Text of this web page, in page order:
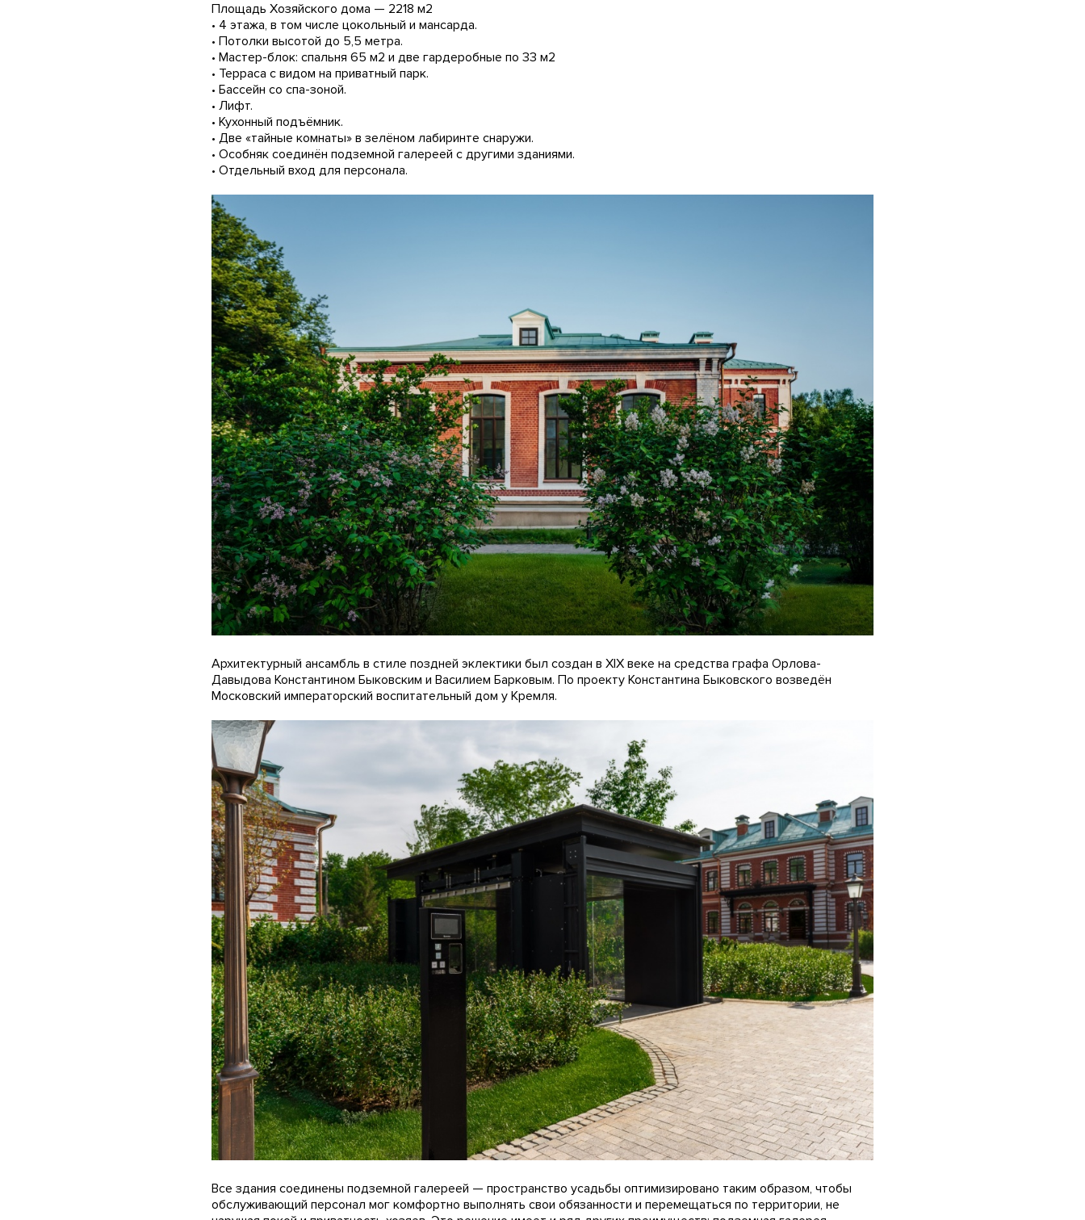
Площадь Хозяйского дома — 2218 м2
• 4 этажа, в том числе цокольный и мансарда.
• Потолки высотой до 5,5 метра.
• Мастер-блок: спальня 65 м2 и две гардеробные по 33 м2
• Терраса с видом на приватный парк.
• Бассейн со спа-зоной.
• Лифт.
• Кухонный подъёмник.
• Две «тайные комнаты» в зелёном лабиринте снаружи.
• Особняк соединён подземной галереей с другими зданиями.
• Отдельный вход для персонала.
Архитектурный ансамбль в стиле поздней эклектики был создан в XIX веке на средства графа Орлова-
Давыдова Константином Быковским и Василием Барковым. По проекту Константина Быковского возведён
Московский императорский воспитательный дом у Кремля.
Все здания соединены подземной галереей — пространство усадьбы оптимизировано таким образом, чтобы
обслуживающий персонал мог комфортно выполнять свои обязанности и перемещаться по территории, не